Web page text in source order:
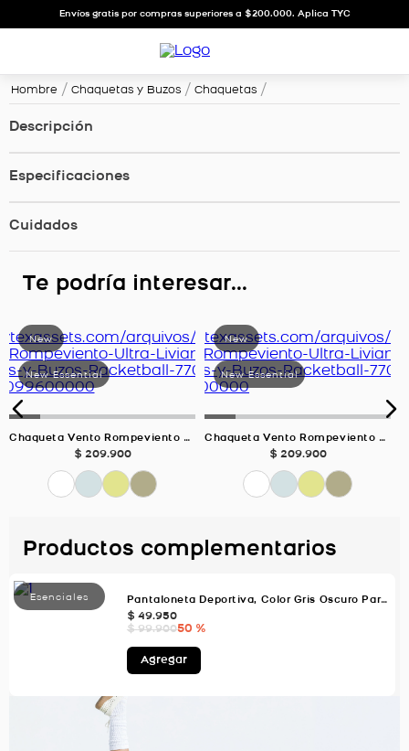
Envíos gratis por compras superiores a $200.000. Aplica TYC
Hombre Chaquetas y Buzos Chaquetas
Descripción
Especificaciones
Cuidados
Te podría interesar...
Chaqueta Vento Rompeviento Ultra Liviana, Color VERDE SALVIA Para Hombre
$ 209.900
Chaqueta Vento Rompeviento Ultra Liviana, Color VERDE LIMA Para Hombre
$ 209.900
Productos complementarios
Pantaloneta Deportiva, Color Gris Oscuro Para Hombre
$ 49.950
$ 99.90050 %
Agregar